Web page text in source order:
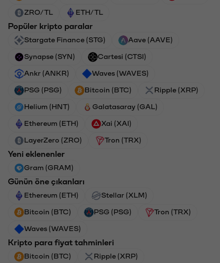
ZRO/TL ETH/TL
Popüler kripto paralar
Stargate Finance (STG) Aave (AAVE)
Synapse (SYN) Cartesi (CTSI)
Ankr (ANKR) Waves (WAVES)
PSG (PSG) Bitcoin (BTC) Ripple (XRP)
Helium (HNT) Galatasaray (GAL)
Ethereum (ETH) Xai (XAI)
LayerZero (ZRO) Tron (TRX)
Yeni eklenenler
Gram (GRAM)
Günün öne çıkanları
Ethereum (ETH) Stellar (XLM)
Bitcoin (BTC) PSG (PSG) Tron (TRX)
Waves (WAVES)
Kripto para fiyat tahminleri
Bitcoin (BTC) Ripple (XRP)